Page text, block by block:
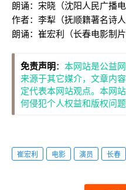
朗诵：宋晓（沈阳人民广播电
作者：李犁（抚顺籍著名诗人
朗诵：崔宏利（长春电影制片
免责声明 ： 本网站是公益
来源于其它媒介，文章内
定代表本网站观点。本网
何侵犯个人权益和版权问
崔宏利 电影 演员 长春